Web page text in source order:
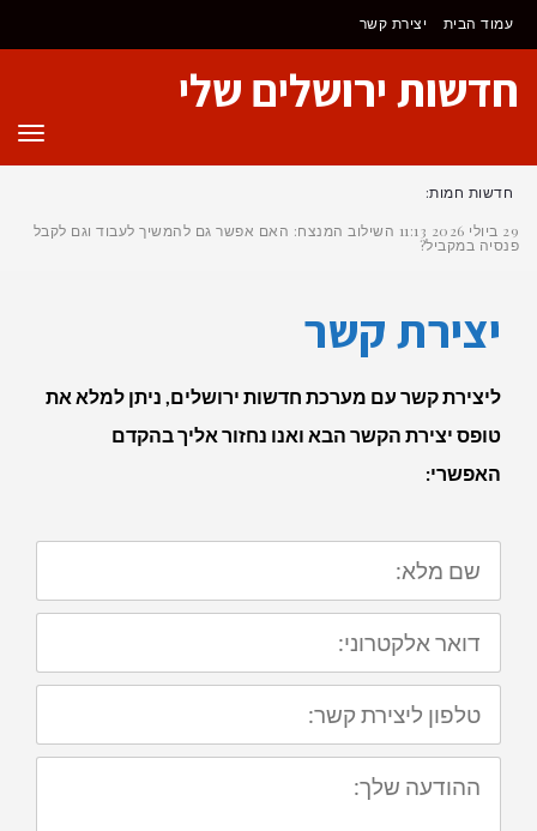
לתוכן
עמוד הבית יצירת קשר
חדשות ירושלים שלי
חדשות חמות:
29 ביולי 2026
11:13 השילוב המנצח: האם אפשר גם להמשיך לעבוד וגם לקבל
פנסיה במקביל?
יצירת קשר
ליצירת קשר עם מערכת חדשות ירושלים, ניתן למלא את
טופס יצירת הקשר הבא ואנו נחזור אליך בהקדם
האפשרי:
שם
מלא:
דואר
אלקטרוני:
טלפון
ליצירת
קשר:
ההודעה
שלך: